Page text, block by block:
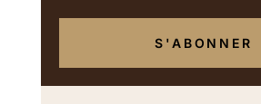
S'ABONNER